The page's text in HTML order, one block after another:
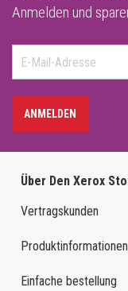
Anmelden und
ANMELDEN
Über Den Xerox
Vertragskunden
Produktinformationen
Einfache bestellung